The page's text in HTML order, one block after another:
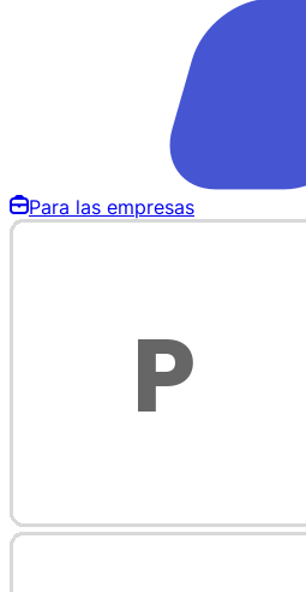
Para las empresas